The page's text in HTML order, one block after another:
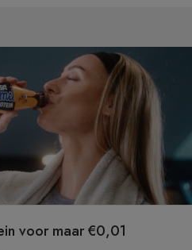
voor maar €0,01